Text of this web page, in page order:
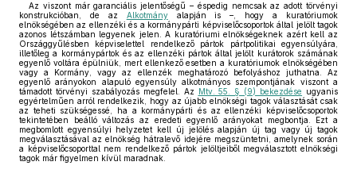
Az viszont már garanciális jelentőségű – éspedig nemcsak az adott törvényi
konstrukcióban, de az Alkotmányalapján is –, hogy a kuratóriumok
elnökségében az ellenzéki és a kormánypárti képviselőcsoportok által jelölt tagok
azonos létszámban legyenek jelen. A kuratóriumi elnökségeknek azért kell az
Országgyűlésben képviselettel rendelkező pártok pártpolitikai egyensúlyára,
illetőleg a kormánypártok és az ellenzéki pártok által jelölt kurátorok számának
egyenlő voltára épülniük, mert ellenkező esetben a kuratóriumok elnökségében
vagy a Kormány, vagy az ellenzék meghatározó befolyáshoz juthatna. Az
egyenlő arányokon alapuló egyensúly alkotmányos szempontjának viszont a
támadott törvényi szabályozás megfelel. Az Mtv. 55. § (9) bekezdése ugyanis
egyértelműen arról rendelkezik, hogy az újabb elnökségi tagok választását csak
az teheti szükségessé, ha a kormánypárti és az ellenzéki képviselőcsoportok
tekintetében beálló változás az eredeti egyenlő arányokat megbontja. Ezt a
megbomlott egyensúlyi helyzetet kell új jelölés alapján új tag vagy új tagok
megválasztásával az elnökség hátralevő idejére megszüntetni, amelynek során
a képviselőcsoporttal nem rendelkező pártok jelöltjeiből megválasztott elnökségi
tagok már figyelmen kívül maradnak.